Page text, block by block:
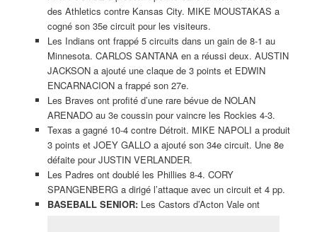
des Athletics contre Kansas City. MIKE MOUSTAKAS a
cogné son 35e circuit pour les visiteurs.
Les Indians ont frappé 5 circuits dans un gain de 8-1 au
Minnesota. CARLOS SANTANA en a réussi deux. AUSTIN
JACKSON a ajouté une claque de 3 points et EDWIN
ENCARNACION a frappé son 27e.
Les Braves ont profité d’une rare bévue de NOLAN
ARENADO au 3e coussin pour vaincre les Rockies 4-3.
Texas a gagné 10-4 contre Détroit. MIKE NAPOLI a produit
3 points et JOEY GALLO a ajouté son 34e circuit. Une 8e
défaite pour JUSTIN VERLANDER.
Les Padres ont doublé les Phillies 8-4. CORY
SPANGENBERG a dirigé l’attaque avec un circuit et 4 pp.
BASEBALL SENIOR: Les Castors d’Acton Vale ont